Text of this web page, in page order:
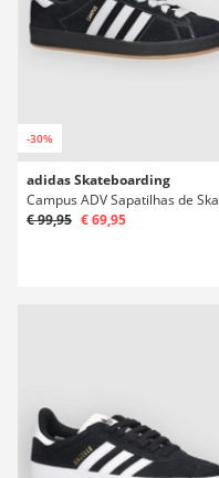
-30%
adidas Skateboarding
Campus ADV Sapatilhas de
€ 99,95 € 69,95